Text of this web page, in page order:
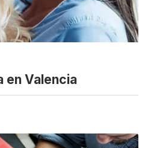
en Valencia